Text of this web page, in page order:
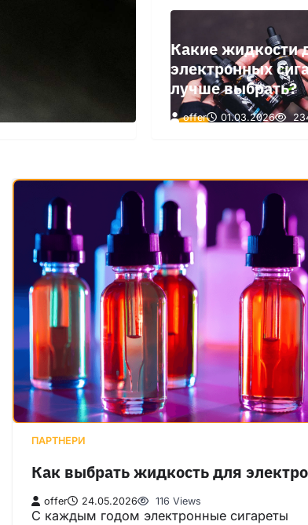
Какие жидкости
электронных
лучше выбрать?
offer 01.03.2026
ПАРТНЕРИ
Как выбрать жидкость для
offer 24.05.2026 116 Views
С каждым годом электронные сигареты